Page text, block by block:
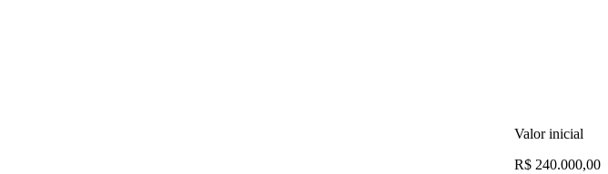
Valor inicial
R$ 240.000,00